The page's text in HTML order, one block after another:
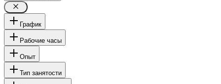
График
Рабочие часы
Опыт
Тип занятости